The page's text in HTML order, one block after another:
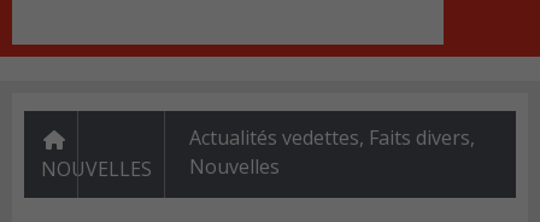
NOUVELLES
Actualités vedettes, Faits divers,
Nouvelles